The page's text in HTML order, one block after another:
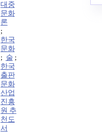
대중
문화
론
;
한국
문화
; 술 ;
한국
출판
문화
산업
진흥
원 추
천도
서